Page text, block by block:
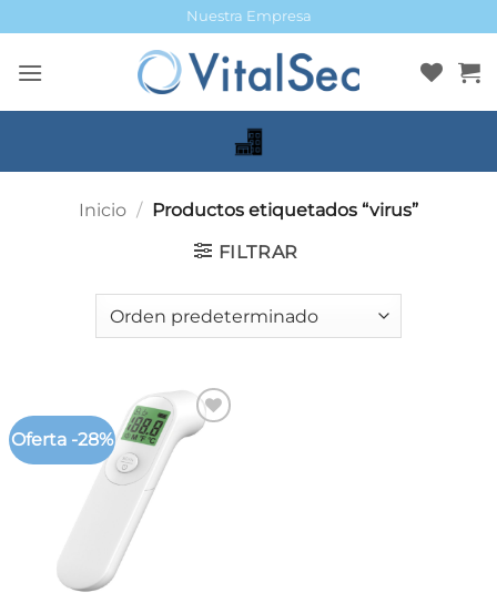
al
contenido
Nuestra Empresa
Inicio / Productos etiquetados “virus”
FILTRAR
Oferta -28%